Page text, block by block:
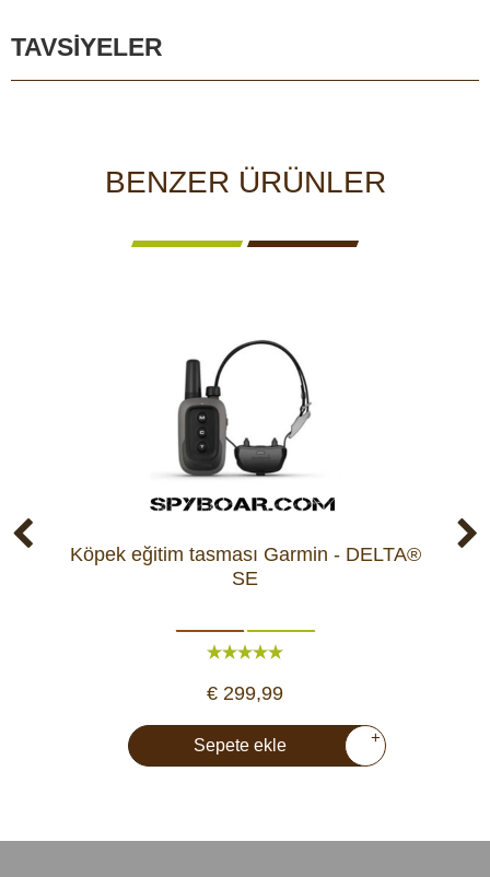
TAVSIYELER
BENZER ÜRÜNLER
Köpek eğitim tasması Garmin - DELTA®
SE
€ 299,99
Sepete ekle +